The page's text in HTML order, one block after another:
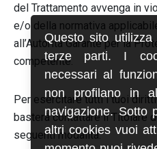
del Trattamento avvenga in
e/o della normativa
all’Autorità Garante per la
competente.
Per esercitare tutti i tuoi
basterà contattare il Titolare
seguenti modalità:
Questo sito
terze parti. I
necessari al
non profilano in
navigazione. Sotto
altri cookies vuoi